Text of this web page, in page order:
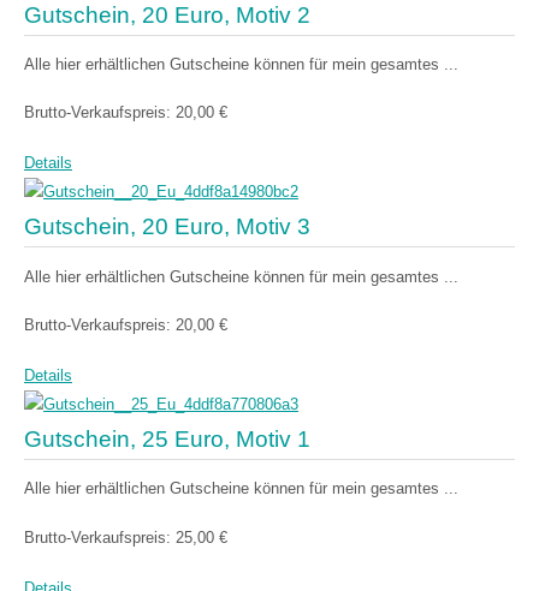
Gutschein, 20 Euro, Motiv 2
Alle hier erhältlichen Gutscheine können für mein gesamtes ...
Brutto-Verkaufspreis: 20,00 €
Details
Gutschein, 20 Euro, Motiv 3
Alle hier erhältlichen Gutscheine können für mein gesamtes ...
Brutto-Verkaufspreis: 20,00 €
Details
Gutschein, 25 Euro, Motiv 1
Alle hier erhältlichen Gutscheine können für mein gesamtes ...
Brutto-Verkaufspreis: 25,00 €